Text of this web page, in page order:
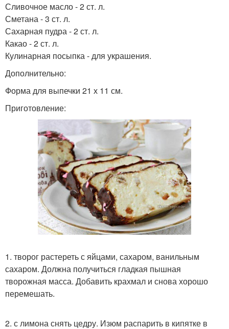
Сливочное масло - 2 ст. л.
Сметана - 3 ст. л.
Сахарная пудра - 2 ст. л.
Какао - 2 ст. л.
Кулинарная посыпка - для украшения.
Дополнительно:
Форма для выпечки 21 х 11 см.
Приготовление:
1. творог растереть с яйцами, сахаром, ванильным
сахаром. Должна получиться гладкая пышная
творожная масса. Добавить крахмал и снова хорошо
перемешать.
2. с лимона снять цедру. Изюм распарить в кипятке в